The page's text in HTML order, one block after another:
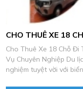
CHO THUÊ XE 18
Cho Thuê Xe 18 Chỗ Đi
Vụ Chuyên Nghiệp Du
nghiệm tuyệt vời với